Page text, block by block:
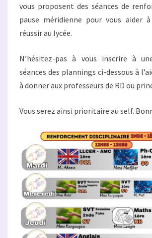
vous proposent des séances de
pause méridienne pour vous aider
réussir au lycée.
N’hésitez-pas à vous inscrire à
séances des plannings ci-dessous à
à donner aux professeurs de RD ou
Vous serez ainsi prioritaire au self.